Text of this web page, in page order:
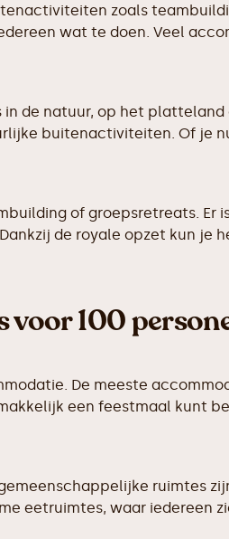
zoals
wat te doen. Veel
de natuur, op het platteland
buitenactiviteiten. Of je
of groepsretreats. Er
de royale opzet kun je
100
De meeste
een feestmaal kunt
ruimtes
eetruimtes, waar iedereen